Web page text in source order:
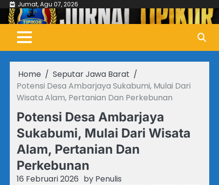
Skip
content
Jumat, Agu 07, 2026
Home
Seputar Jawa Barat
Potensi Desa Ambarjaya Sukabumi, Mulai Dari
Wisata Alam, Pertanian Dan Perkebunan
Potensi Desa Ambarjaya
Sukabumi, Mulai Dari Wisata
Alam, Pertanian Dan
Perkebunan
16 Februari 2026 by Penulis